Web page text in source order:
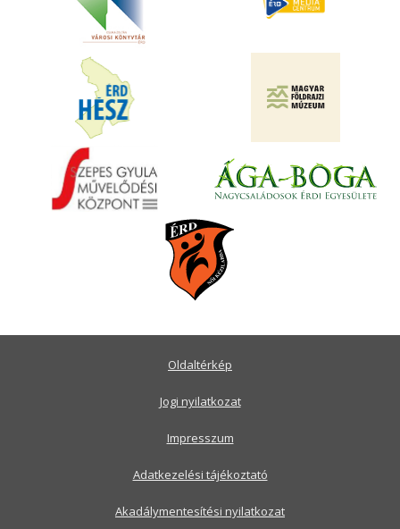
Oldaltérkép
Jogi nyilatkozat
Impresszum
Adatkezelési tájékoztató
Akadálymentesítési nyilatkozat